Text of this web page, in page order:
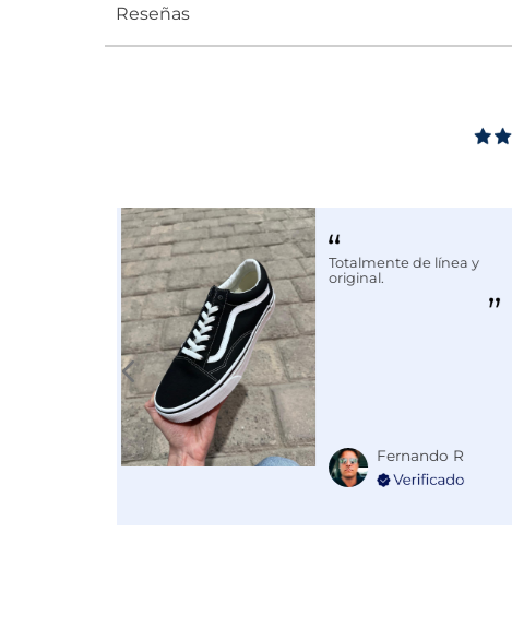
Tipo
DE 0 A 4 cms
Color
EAN 3731994142861
Disciplina INDUTRIAL
Reseñas
Totalmente de línea y
original.
Fernando R